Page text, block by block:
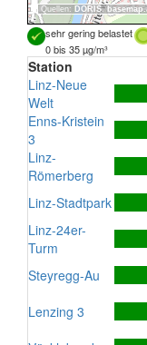
Quellen: DORIS,
sehr gering belastet
0 bis 35 µg/m³
Station
Linz-Neue
Welt
Enns-Kristein
3
Linz-
Römerberg
Linz-Stadtpark
Linz-24er-
Turm
Steyregg-Au
Lenzing 3